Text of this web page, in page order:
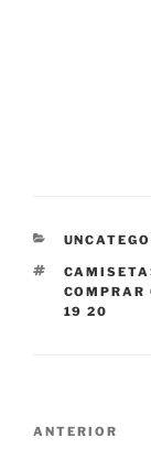
19 20
Navegación
Entrada
ANTERIOR